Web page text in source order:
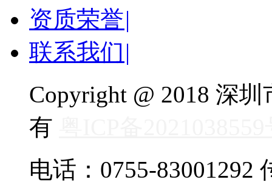
资质荣誉|
联系我们 |
Copyright @ 2018 深
有
电话：0755-83001292